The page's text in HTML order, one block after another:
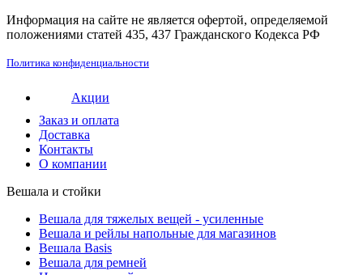
Информация на сайте не является офертой, определяемой
положениями статей 435, 437 Гражданского Кодекса РФ
Политика конфиденциальности
Акции
Заказ и оплата
Доставка
Контакты
О компании
Вешала и стойки
Вешала для тяжелых вещей - усиленные
Вешала и рейлы напольные для магазинов
Вешала Basis
Вешала для ремней